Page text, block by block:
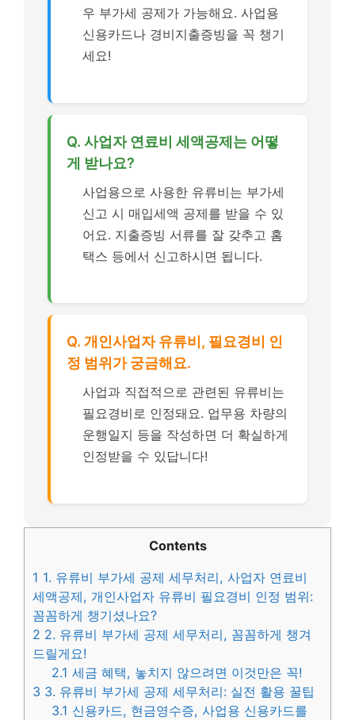
우 부가세 공제가 가능해요. 사업용
신용카드나 경비지출증빙을 꼭 챙기
세요!
Q. 사업자 연료비 세액공제는 어떻
게 받나요?
사업용으로 사용한 유류비는 부가세
신고 시 매입세액 공제를 받을 수 있
어요. 지출증빙 서류를 잘 갖추고 홈
택스 등에서 신고하시면 됩니다.
Q. 개인사업자 유류비, 필요경비 인
정 범위가 궁금해요.
사업과 직접적으로 관련된 유류비는
필요경비로 인정돼요. 업무용 차량의
운행일지 등을 작성하면 더 확실하게
인정받을 수 있답니다!
Contents
1 1. 유류비 부가세 공제 세무처리, 사업자 연료비
세액공제, 개인사업자 유류비 필요경비 인정 범위:
꼼꼼하게 챙기셨나요?
2 2. 유류비 부가세 공제 세무처리, 꼼꼼하게 챙겨
드릴게요!
2.1 세금 혜택, 놓치지 않으려면 이것만은 꼭!
3 3. 유류비 부가세 공제 세무처리: 실전 활용 꿀팁
3.1 신용카드, 현금영수증, 사업용 신용카드를